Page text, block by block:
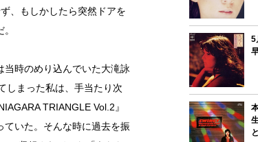
、もしかしたら突然ドアを
当時のめり込んでいた大滝詠
しまった私は、手当たり次
TRIANGLE Vol.2』
いた。そんな時に過去を振
5